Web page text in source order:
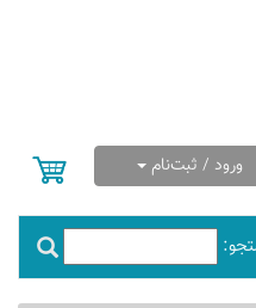
ورود / ثبت‌نام